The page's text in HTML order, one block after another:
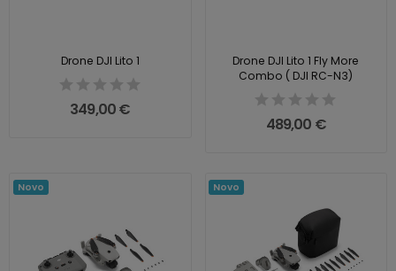
Drone DJI Lito 1
349,00 €
Drone DJI Lito 1 Fly More
Combo ( DJI RC-N3)
489,00 €
Novo Novo